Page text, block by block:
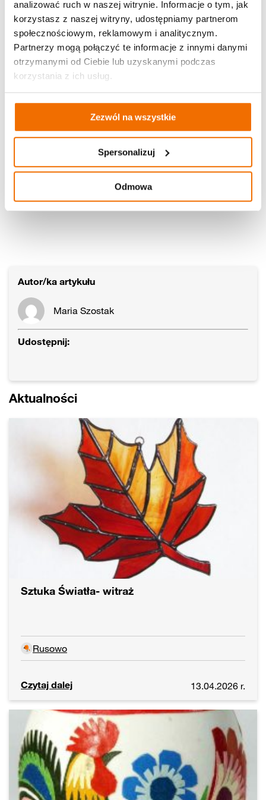
analizować ruch w naszej witrynie. Informacje o tym, jak
korzystasz z naszej witryny, udostępniamy partnerom
społecznościowym, reklamowym i analitycznym.
Partnerzy mogą połączyć te informacje z innymi danymi
otrzymanymi od Ciebie lub uzyskanymi podczas
korzystania z ich usług.
Zezwól na wszystkie
Spersonalizuj
Odmowa
Autor/ka artykułu
Maria Szostak
Udostępnij:
Aktualności
Sztuka Światła- witraż
Rusowo
Czytaj dalej 13.04.2026 r.